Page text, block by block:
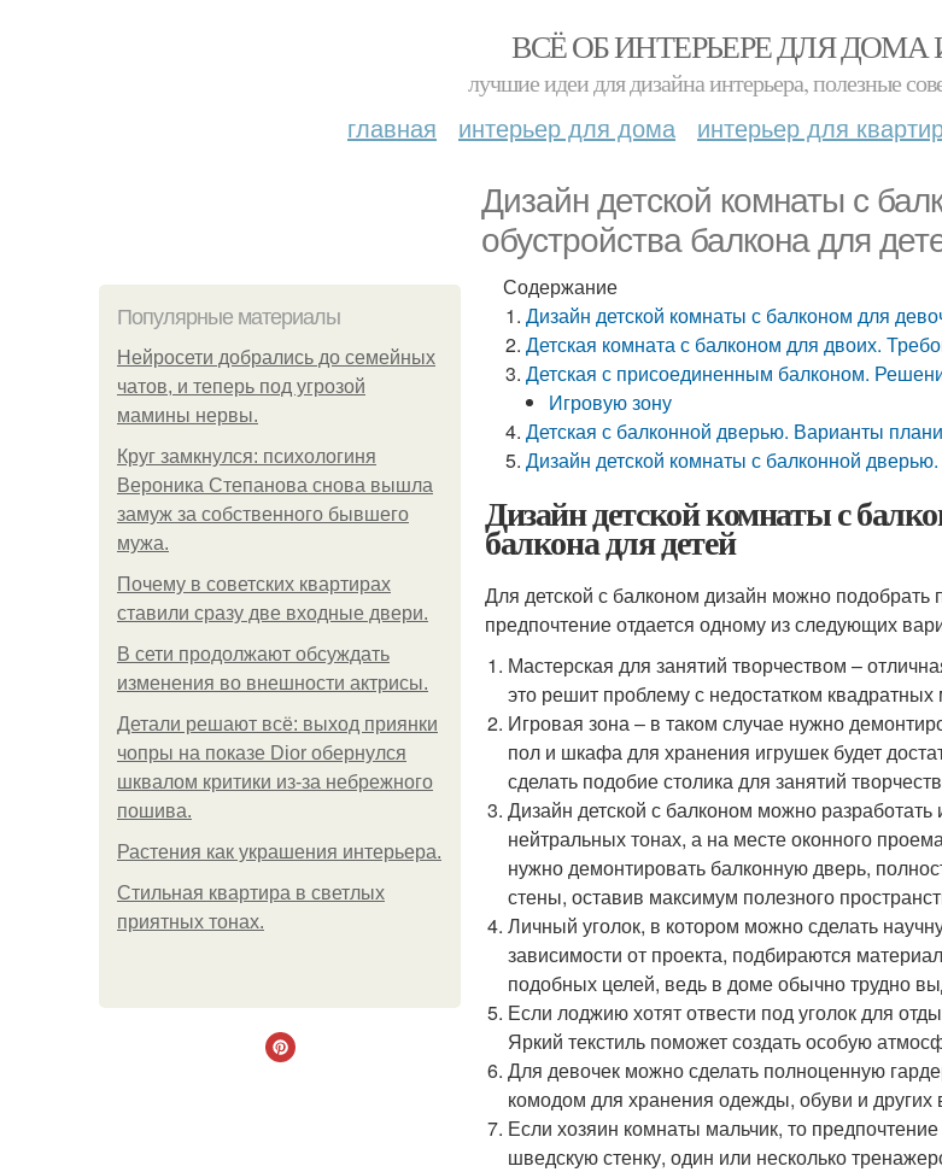
ВСЁ ОБ ИНТЕРЬЕРЕ ДЛЯ ДОМА
лучшие идеи для дизайна интерьера, полезные
главная интерьер для дома интерьер для
Дизайн детской комнаты с
обустройства балкона для
Популярные материалы
Нейросети добрались до семейных
чатов, и теперь под угрозой
мамины нервы.
Круг замкнулся: психологиня
Вероника Степанова снова вышла
замуж за собственного бывшего
мужа.
Почему в советских квартирах
ставили сразу две входные двери.
В сети продолжают обсуждать
изменения во внешности актрисы.
Детали решают всё: выход приянки
чопры на показе Dior обернулся
шквалом критики из-за небрежного
пошива.
Растения как украшения интерьера.
Стильная квартира в светлых
приятных тонах.
Содержание
Дизайн детской комнаты с балконом для
Детская комната с балконом для двоих.
Детская с присоединенным балконом.
Игровую зону
Детская с балконной дверью. Варианты
Дизайн детской комнаты с балконной
Дизайн детской комнаты с
балкона для детей
Для детской с балконом дизайн можно подобрать
предпочтение отдается одному из следующих
Мастерская для занятий творчеством –
это решит проблему с недостатком квадратных
Игровая зона – в таком случае нужно
пол и шкафа для хранения игрушек будет
сделать подобие столика для занятий
Дизайн детской с балконом можно
нейтральных тонах, а на месте оконного
нужно демонтировать балконную дверь,
стены, оставив максимум полезного
Личный уголок, в котором можно сделать
зависимости от проекта, подбираются
подобных целей, ведь в доме обычно трудно
Если лоджию хотят отвести под уголок для
Яркий текстиль поможет создать особую
Для девочек можно сделать полноценную
комодом для хранения одежды, обуви и других
Если хозяин комнаты мальчик, то
шведскую стенку, один или несколько